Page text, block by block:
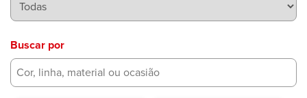
Buscar por